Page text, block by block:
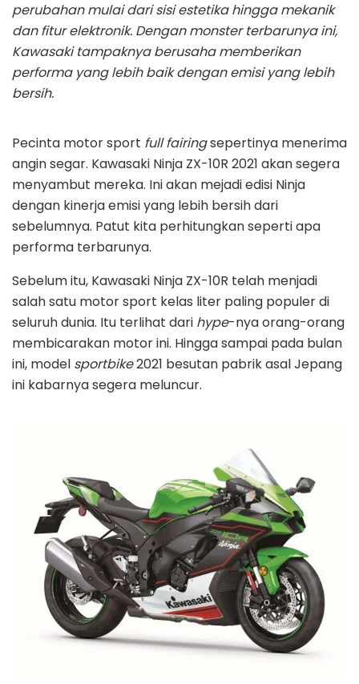
perubahan mulai dari sisi estetika hingga mekanik
dan fitur elektronik. Dengan monster terbarunya ini,
Kawasaki tampaknya berusaha memberikan
performa yang lebih baik dengan emisi yang lebih
bersih.
Pecinta motor sport full fairingsepertinya menerima
angin segar. Kawasaki Ninja ZX-10R 2021 akan segera
menyambut mereka. Ini akan mejadi edisi Ninja
dengan kinerja emisi yang lebih bersih dari
sebelumnya. Patut kita perhitungkan seperti apa
performa terbarunya.
Sebelum itu, Kawasaki Ninja ZX-10R telah menjadi
salah satu motor sport kelas liter paling populer di
seluruh dunia. Itu terlihat dari hype-nya orang-orang
membicarakan motor ini. Hingga sampai pada bulan
ini, model sportbike2021 besutan pabrik asal Jepang
ini kabarnya segera meluncur.